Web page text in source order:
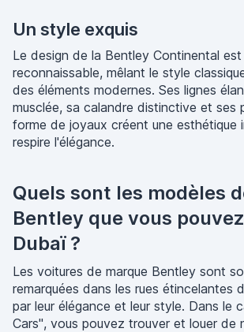
Un style exquis
Le design de la Bentley Continental
reconnaissable, mêlant le style
des éléments modernes. Ses lignes
musclée, sa calandre distinctive et ses
forme de joyaux créent une esthétique
respire l'élégance.
Quels sont les modèles
Bentley que vous
Dubaï ?
Les voitures de marque Bentley sont
remarquées dans les rues étincelantes
par leur élégance et leur style. Dans le
Cars", vous pouvez trouver et louer de